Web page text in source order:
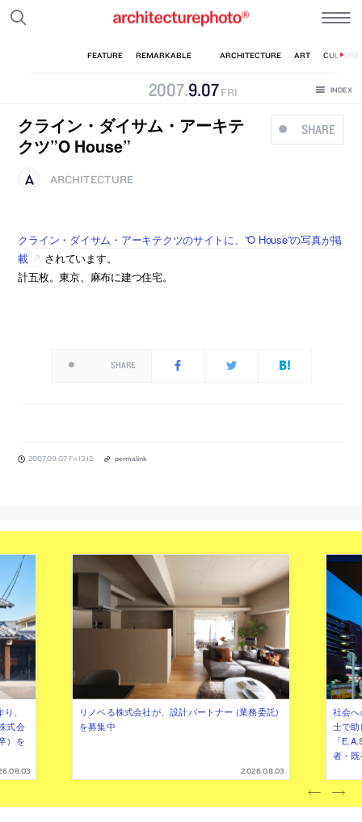
2007.9.07 FRI
SHARE
クライン・ダイサム・アーキテ
クツ”O House”
ARCHITECTURE
クライン・ダイサム・アーキテクツのサイトに、”O House”の写真が掲
載
されています。
計五枚。東京、麻布に建つ住宅。
SHARE
2007.09.07 Fri 13:12 permalink
、
式会
）を
リノベる株式会社が、設計パートナー (業務委託)
を募集中
2026.08.03
社会
士で
「
者・